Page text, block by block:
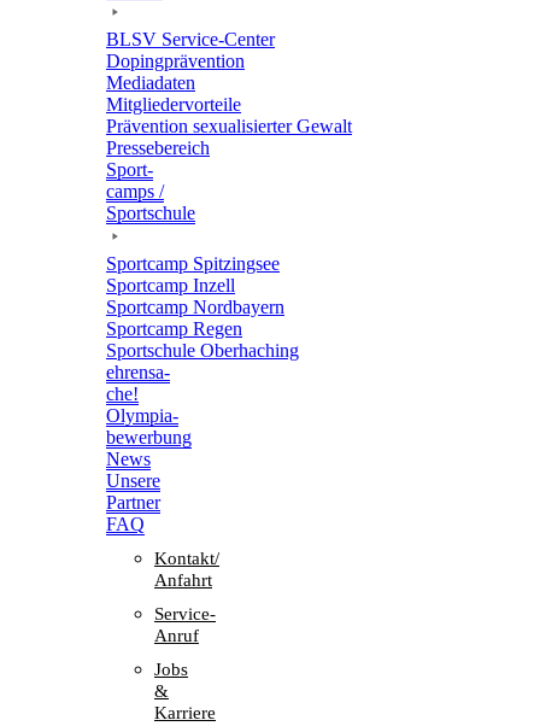
BLSV Service-Center
Doping­prä­ven­tion
Media­da­ten
Mitglie­der­vor­teile
Präven­tion sexua­li­sier­ter Gewalt
Pres­se­be­reich
Sport­
camps /
Sportschule
Sport­camp Spitzingsee
Sport­camp Inzell
Sport­camp Nordbayern
Sport­camp Regen
Sport­schule Oberhaching
ehren­sa­
che!
Olym­pia­
be­wer­bung
News
Unsere
Part­ner
FAQ
Kontakt/​​
Anfahrt
Service-
Anruf
Jobs
&
Karriere